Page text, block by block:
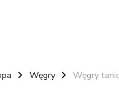
Węgry Węgry